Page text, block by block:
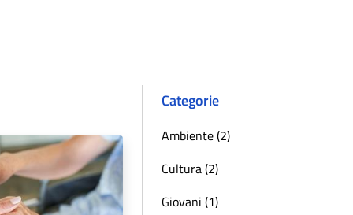
Categorie
Ambiente (2)
Cultura (2)
Giovani (1)